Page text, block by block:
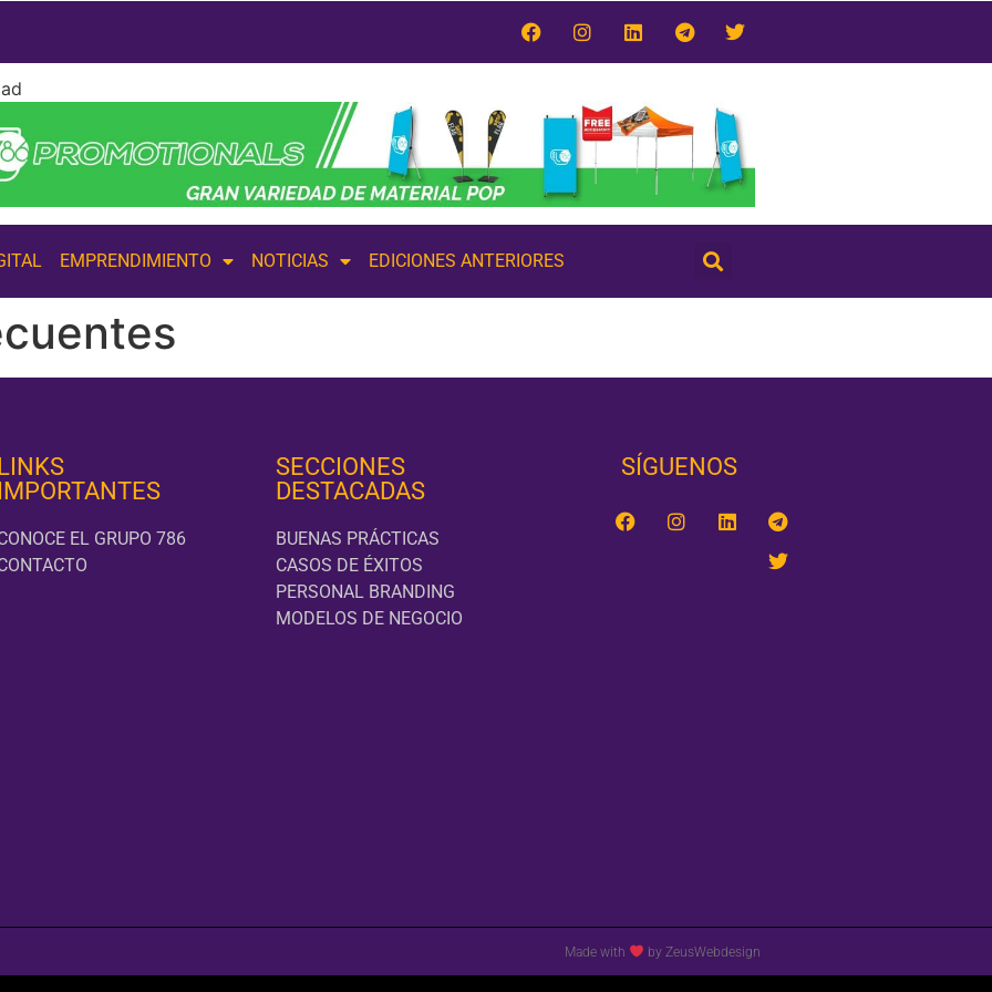
EMPRENDIMIENTO NOTICIAS EDICIONES ANTERIORES
IMPORTANTES
EL GRUPO 786
SECCIONES
DESTACADAS
BUENAS PRÁCTICAS
CASOS DE ÉXITOS
PERSONAL BRANDING
MODELOS DE NEGOCIO
SÍGUENOS‎
Made with by ZeusWebdesign